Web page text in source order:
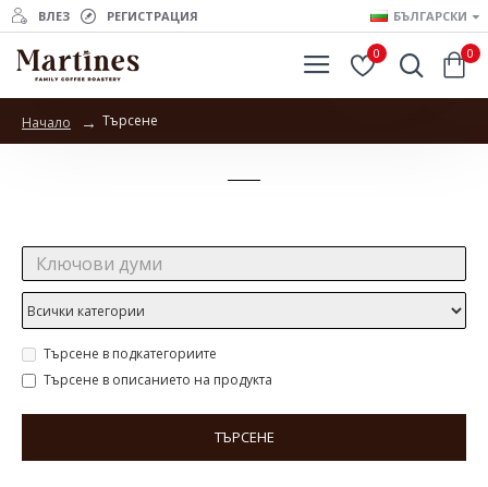
ВЛЕЗ РЕГИСТРАЦИЯ БЪЛГАРСКИ
0 0
Начало Търсене
Търсене в подкатегориите
Търсене в описанието на продукта
ТЪРСЕНЕ